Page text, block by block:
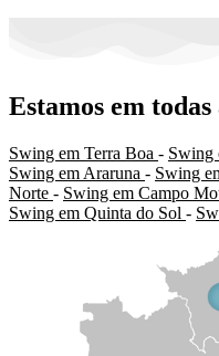
Estamos em todas
Swing em Terra Boa - Swing
Swing em Araruna - Swing
Norte - Swing em Campo
Swing em Quinta do Sol -